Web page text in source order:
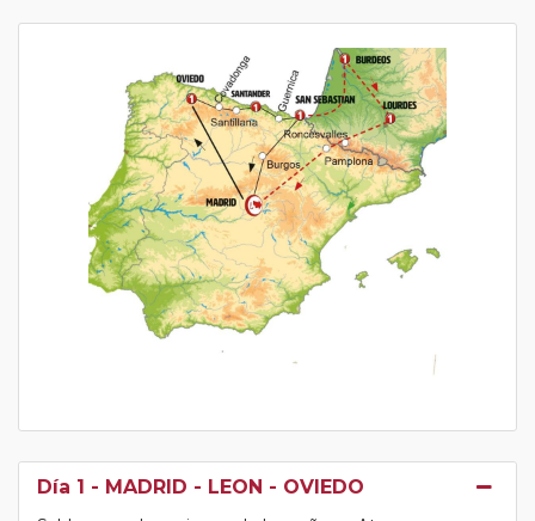
Día 1 - MADRID - LEON - OVIEDO